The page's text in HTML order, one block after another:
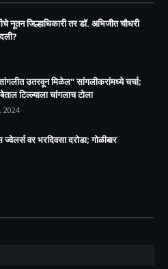
नूतन जिल्हाधिकारी तर डॉ. अभिजीत चौधरी
उतरवून मिळेल" सांगलीकरांमध्ये चर्चा;
टिल्ल्याला चांगलाच टोला
2024
वर भरदिवसा दरोडा; गोळीबार